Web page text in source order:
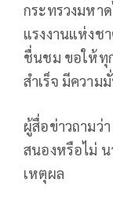
กระทรวงมหา
แรงงานแห่งช
ชื่นชม ขอให้ทุ
สำเร็จ มีความ
ผู้สื่อข่าวถามว่
สนองหรือไม่
เหตุผล